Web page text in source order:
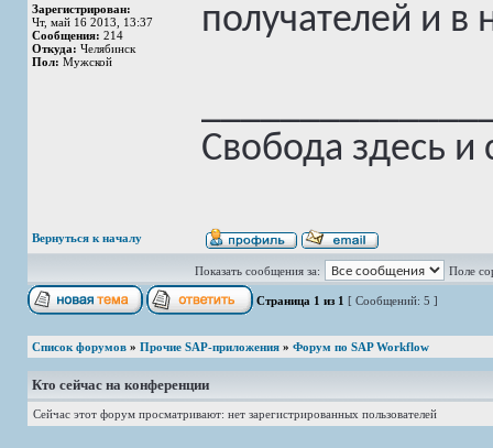
Зарегистрирован:
Чт, май 16 2013, 13:37
Сообщения: 214
Откуда: Челябинск
Пол: Мужской
получателей и
Свобода здесь и
Вернуться к началу
Показать сообщения за: Поле
Страница 1 из 1 [ Сообщений: 5 ]
Список форумов » Прочие SAP-приложения » Форум по SAP Workflow
Кто сейчас на конференции
Сейчас этот форум просматривают: нет зарегистрированных пользователей